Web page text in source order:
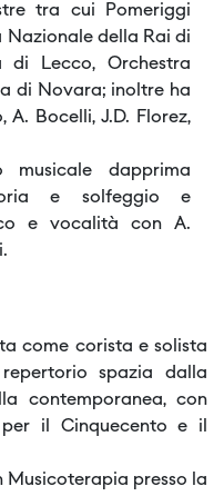
tra cui Pomeriggi
Nazionale della Rai di
di Lecco, Orchestra
di Novara; inoltre ha
A. Bocelli, J.D. Florez,
dapprima
e solfeggio e
e vocalità con A.
come corista e solista
spazia dalla
contemporanea, con
il Cinquecento e il
Musicoterapia presso la